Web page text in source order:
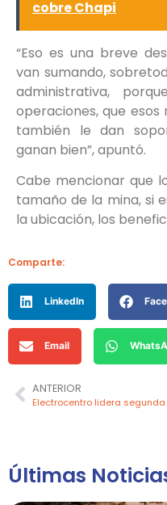
cobre Chapi
“Eso es una breve
van sumando,
administrativa,
operaciones, que
también le dan
ganan bien”, apuntó.
Cabe mencionar que
tamaño de la mina, si
la ubicación, los
Comparte:
LinkedIn
Email
ANTERIOR
Últimas